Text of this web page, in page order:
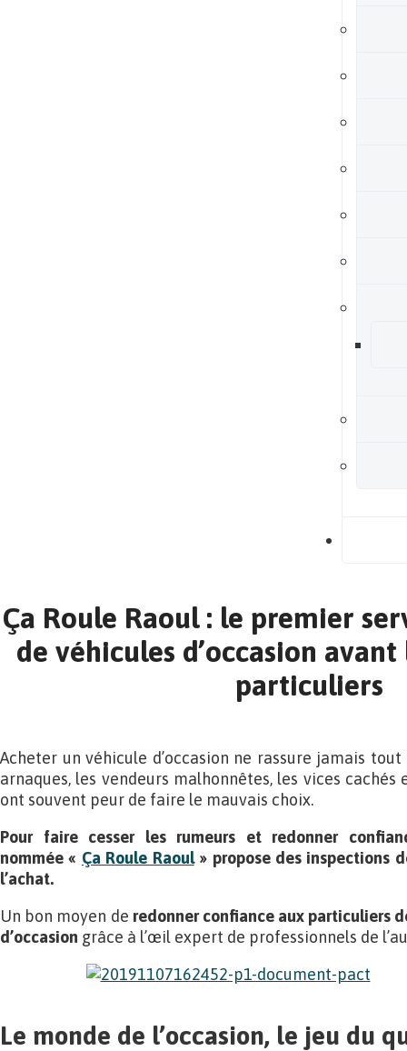
Ça Roule Raoul : le premier
de véhicules d’occasion
particuliers
Acheter un véhicule d’occasion ne rassure jamais
arnaques, les vendeurs malhonnêtes, les vices
ont souvent peur de faire le mauvais choix.
Pour faire cesser les rumeurs et redonner
nommée « Ça Roule Raoul» propose des inspections
l’achat.
Un bon moyen de redonner confiance aux particuliers
d’occasion grâce à l’œil expert de professionnels de
Le monde de l’occasion, le jeu du